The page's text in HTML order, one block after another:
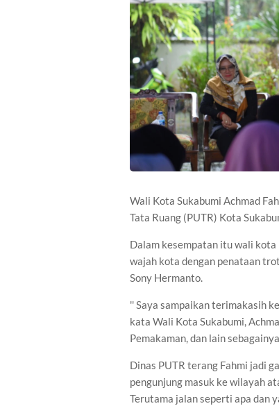
Wali Kota Sukabumi Achmad
Tata Ruang (PUTR) Kota
Dalam kesempatan itu wali kota
wajah kota dengan penataan
Sony Hermanto.
'' Saya sampaikan terimakasih
kata Wali Kota Sukabumi,
Pemakaman, dan lain
Dinas PUTR terang Fahmi jadi
pengunjung masuk ke wilayah
Terutama jalan seperti apa dan